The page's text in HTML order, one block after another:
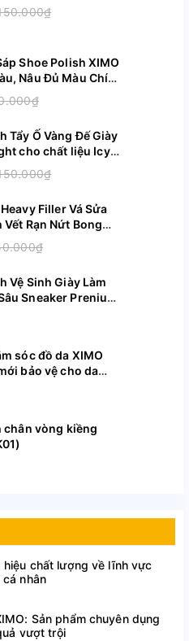
hóa: Công ty TNHH
Poseidon logistic.
Ngọc Hồi, huyện Thanh Trì,
07/2028
bỏ nấm và vi khuẩn, tạo mùi
Shoe Polish XIMO
Nâu Đủ Màu Chính
Tẩy Ố Vàng Đế Giày
cho chất liệu Icy
XI07
Filler Vá Sửa
Vết Rạn Nứt Bong
Ghế Túi Ví XIMO
Vệ Sinh Giày Làm
Sneaker Prenium
sóc đồ da XIMO
bảo vệ cho da
da BCHG04
vòng kiềng
hiệu chất lượng về lĩnh vực
nhân
Sản phẩm chuyên dụng
vượt trội